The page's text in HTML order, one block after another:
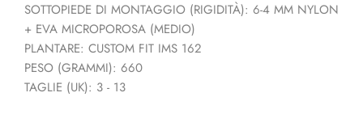
SOTTOPIEDE DI MONTAGGIO (RIGIDITÀ): 6-4 MM NYLON
+ EVA MICROPOROSA (MEDIO)
PLANTARE: CUSTOM FIT IMS 162
PESO (GRAMMI): 660
TAGLIE (UK): 3 - 13